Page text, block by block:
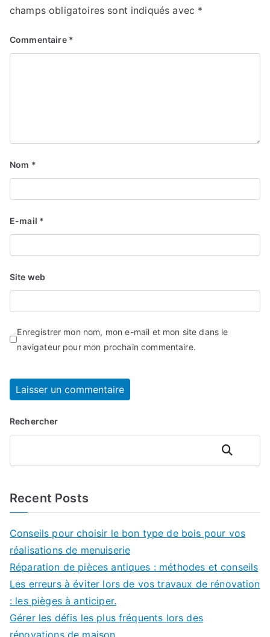
champs obligatoires sont indiqués avec *
Commentaire *
Nom *
E-mail *
Site web
Enregistrer mon nom, mon e-mail et mon site dans le
navigateur pour mon prochain commentaire.
Rechercher
Rechercher
Recent Posts
Conseils pour choisir le bon type de bois pour vos
réalisations de menuiserie
Réparation de pièces antiques : méthodes et conseils
Les erreurs à éviter lors de vos travaux de rénovation
: les pièges à anticiper.
Gérer les défis les plus fréquents lors des